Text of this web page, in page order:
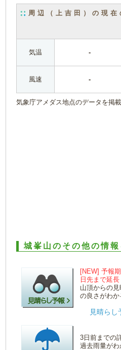
周辺（上吉田）の現在
気温 -
風速 -
気象庁アメダス地点のデータを掲載
城峯山のその他の情
[NEW] 予報
日先まで延長
山頂からの見
の良さがわか
見晴らし
3日前までの
過去雨量がわ